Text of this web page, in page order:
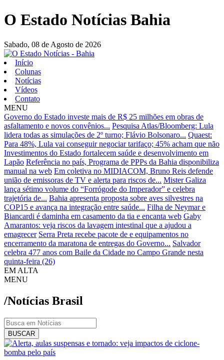
O Estado Notícias Bahia
Sabado, 08 de Agosto de 2026
Início
Colunas
Notícias
Vídeos
Contato
MENU
Governo do Estado investe mais de R$ 25 milhões em obras de
asfaltamento e novos convênios... Pesquisa Atlas/Bloomberg: Lula
lidera todas as simulações de 2º turno; Flávio Bolsonaro... Quaest:
Para 48%, Lula vai conseguir negociar tarifaço; 45% acham que não
Investimentos do Estado fortalecem saúde e desenvolvimento em
Lapão Referência no país, Programa de PPPs da Bahia disponibiliza
manual na web Em coletiva no MIDIACOM, Bruno Reis defende
união de emissoras de TV e alerta para riscos de... Mister Galiza
lança sétimo volume do “Forrógode do Imperador” e celebra
trajetória de... Bahia apresenta proposta sobre aves silvestres na
COP15 e avança na integração entre saúde... Filha de Neymar e
Biancardi é daminha em casamento da tia e encanta web Gaby
Amarantos: veja riscos da lavagem intestinal que a ajudou a
emagrecer Serra Preta recebe pacote de e equipamentos no
encerramento da maratona de entregas do Governo... Salvador
celebra 477 anos com Baile da Cidade no Campo Grande nesta
quinta-feira (26)
EM ALTA
MENU
/Notícias Brasil
BUSCAR